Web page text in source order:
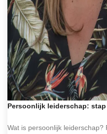
Persoonlijk leiderschap:
Wat is persoonlijk